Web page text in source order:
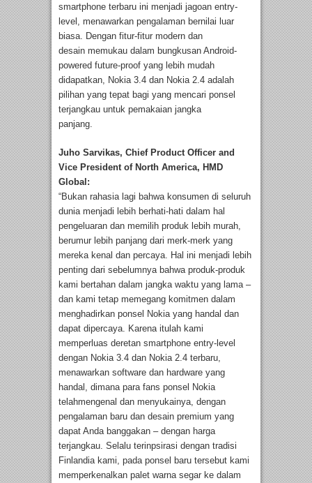
smartphone terbaru ini menjadi jagoan entry-
level, menawarkan pengalaman bernilai luar
biasa. Dengan fitur-fitur modern dan
desain memukau dalam bungkusan Android-
powered future-proof yang lebih mudah
didapatkan, Nokia 3.4 dan Nokia 2.4 adalah
pilihan yang tepat bagi yang mencari ponsel
terjangkau untuk pemakaian jangka
panjang.
Juho Sarvikas, Chief Product Officer and
Vice President of North America, HMD
Global:
“Bukan rahasia lagi bahwa konsumen di seluruh
dunia menjadi lebih berhati-hati dalam hal
pengeluaran dan memilih produk lebih murah,
berumur lebih panjang dari merk-merk yang
mereka kenal dan percaya. Hal ini menjadi lebih
penting dari sebelumnya bahwa produk-produk
kami bertahan dalam jangka waktu yang lama –
dan kami tetap memegang komitmen dalam
menghadirkan ponsel Nokia yang handal dan
dapat dipercaya. Karena itulah kami
memperluas deretan smartphone entry-level
dengan Nokia 3.4 dan Nokia 2.4 terbaru,
menawarkan software dan hardware yang
handal, dimana para fans ponsel Nokia
telahmengenal dan menyukainya, dengan
pengalaman baru dan desain premium yang
dapat Anda banggakan – dengan harga
terjangkau. Selalu terinpsirasi dengan tradisi
Finlandia kami, pada ponsel baru tersebut kami
memperkenalkan palet warna segar ke dalam